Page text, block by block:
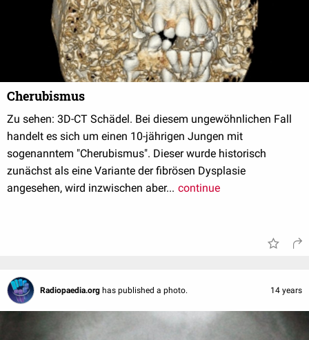
Cherubismus
Zu sehen: 3D-CT Schädel. Bei diesem ungewöhnlichen Fall
handelt es sich um einen 10-jährigen Jungen mit
sogenanntem "Cherubismus". Dieser wurde historisch
zunächst als eine Variante der fibrösen Dysplasie
angesehen, wird inzwischen aber... continue
Radiopaedia.org has published a photo. 14 years